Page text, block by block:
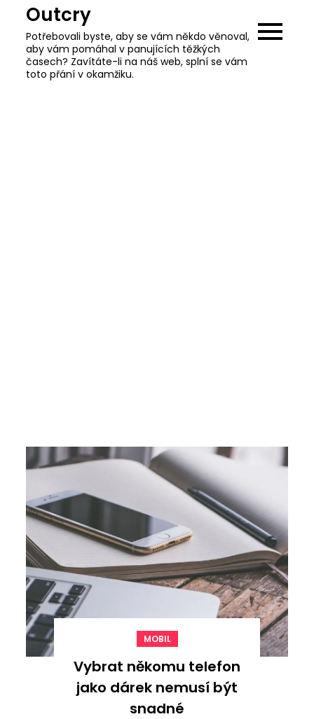
content
Outcry
Potřebovali byste, aby se vám někdo věnoval,
aby vám pomáhal v panujících těžkých
časech? Zavítáte-li na náš web, splní se vám
toto přání v okamžiku.
MOBIL
Vybrat někomu telefon
jako dárek nemusí být
snadné